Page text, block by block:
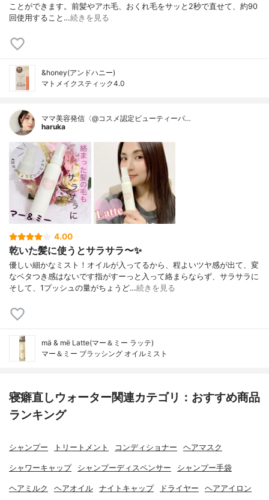
ことができます。前髪やアホ毛、おくれ毛をサッと2秒で直せて、約90
回使用すること…続きを見る
&honey(アンドハニー)
マトメイクスティック4.0
ママ美容発信〈@コスメ認定ビューティーパ…
haruka
4.00
乾いた髪に使うとサラサラ〜✨
優しい細かなミスト！オイルが入ってるから、程よいツヤ感が出て、変
なベタつき感はないです指がすーっと入って絡まらならず、サラサラに
そして、1プッシュの量がちょうど…続きを見る
mä & më Latte(マー＆ミー ラッテ)
マー＆ミー ブラッシング オイルミスト
寝癖直しウォーター関連カテゴリ：おすすめ商品
ランキング
シャンプー トリートメント コンディショナー ヘアマスク
シャワーキャップ シャンプーディスペンサー シャンプー手袋
ヘアミルク ヘアオイル ナイトキャップ ドライヤー ヘアアイロン